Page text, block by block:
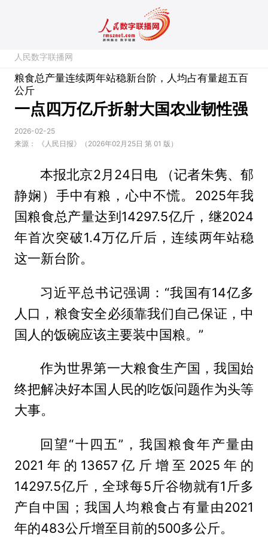
人民数字联播网
粮食总产量连续两年站稳新台阶，人均占有量超五百
公斤
一点四万亿斤折射大国农业韧性强
2026-02-25
来源：
《人民日报》（2026年02月25日 第 01 版）
本报北京2月24日电 （记者朱隽、郁
静娴）手中有粮，心中不慌。2025年我
国粮食总产量达到14297.5亿斤，继2024
年首次突破1.4万亿斤后，连续两年站稳
这一新台阶。
习近平总书记强调：“我国有14亿多
人口，粮食安全必须靠我们自己保证，中
国人的饭碗应该主要装中国粮。”
作为世界第一大粮食生产国，我国始
终把解决好本国人民的吃饭问题作为头等
大事。
回望“十四五”，我国粮食年产量由
2021年的13657亿斤增至2025年的
14297.5亿斤，全球每5斤谷物就有1斤多
产自中国；我国人均粮食占有量由2021
年的483公斤增至目前的500多公斤。